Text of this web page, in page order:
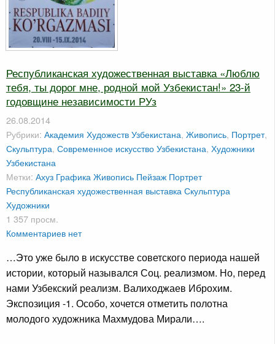
Республиканская художественная выставка «Люблю
тебя, ты дорог мне, родной мой Узбекистан!» 23-й
годовщине независимости РУз
26.08.2014
Рубрики: Академия Художеств Узбекистана, Живопись, Портрет,
Скульптура, Современное искусство Узбекистана, Художники
Узбекистана
Метки: Ахуз ГрафикаЖивопись Пейзаж Портрет
Республиканская художественная выставкаСкульптура
Художники
1 357 просм.
Комментариев нет
…Это уже было в искусстве советского периода нашей
истории, который назывался Соц. реализмом. Но, перед
нами Узбекский реализм. Валиходжаев Иброхим.
Экспозиция -1. Особо, хочется отметить полотна
молодого художника Махмудова Мирали….